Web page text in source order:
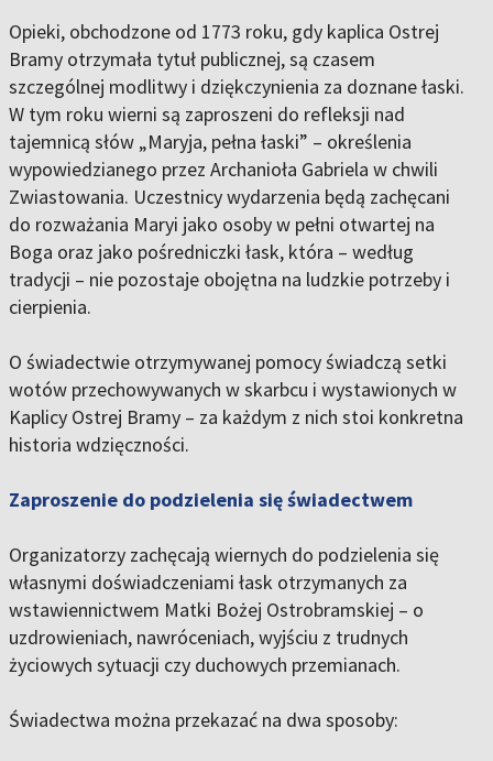
Opieki, obchodzone od 1773 roku, gdy kaplica Ostrej
Bramy otrzymała tytuł publicznej, są czasem
szczególnej modlitwy i dziękczynienia za doznane łaski.
W tym roku wierni są zaproszeni do refleksji nad
tajemnicą słów „Maryja, pełna łaski” – określenia
wypowiedzianego przez Archanioła Gabriela w chwili
Zwiastowania. Uczestnicy wydarzenia będą zachęcani
do rozważania Maryi jako osoby w pełni otwartej na
Boga oraz jako pośredniczki łask, która – według
tradycji – nie pozostaje obojętna na ludzkie potrzeby i
cierpienia.
O świadectwie otrzymywanej pomocy świadczą setki
wotów przechowywanych w skarbcu i wystawionych w
Kaplicy Ostrej Bramy – za każdym z nich stoi konkretna
historia wdzięczności.
Zaproszenie do podzielenia się świadectwem
Organizatorzy zachęcają wiernych do podzielenia się
własnymi doświadczeniami łask otrzymanych za
wstawiennictwem Matki Bożej Ostrobramskiej – o
uzdrowieniach, nawróceniach, wyjściu z trudnych
życiowych sytuacji czy duchowych przemianach.
Świadectwa można przekazać na dwa sposoby: